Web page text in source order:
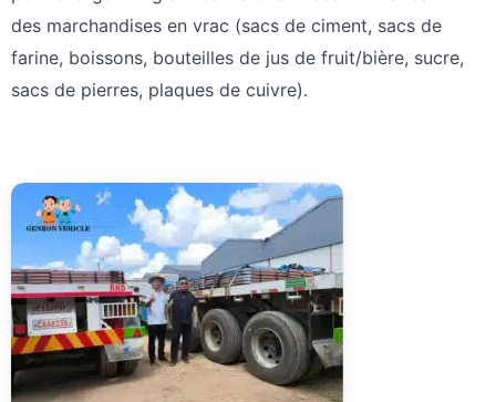
des marchandises en vrac (sacs de ciment, sacs de
farine, boissons, bouteilles de jus de fruit/bière, sucre,
sacs de pierres, plaques de cuivre).